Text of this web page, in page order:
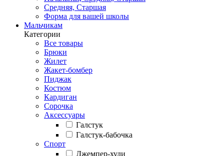
Средняя, Старшая
Форма для вашей школы
Мальчикам
Категории
Все товары
Брюки
Жилет
Жакет-бомбер
Пиджак
Костюм
Кардиган
Сорочка
Аксессуары
Галстук
Галстук-бабочка
Спорт
Джемпер-худи